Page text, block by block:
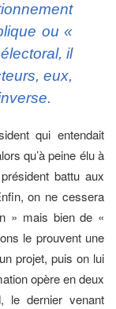
ou «
il
eux,
qui entendait
qu’à peine élu à
battu aux
on ne cessera
» mais bien de «
le prouvent une
projet, puis on lui
opère en deux
le dernier venant